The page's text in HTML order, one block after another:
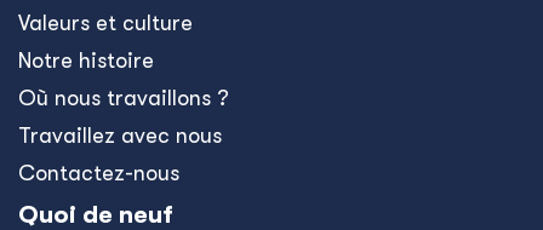
Valeurs et culture
Notre histoire
Où nous travaillons ?
Travaillez avec nous
Contactez-nous
Quoi de neuf